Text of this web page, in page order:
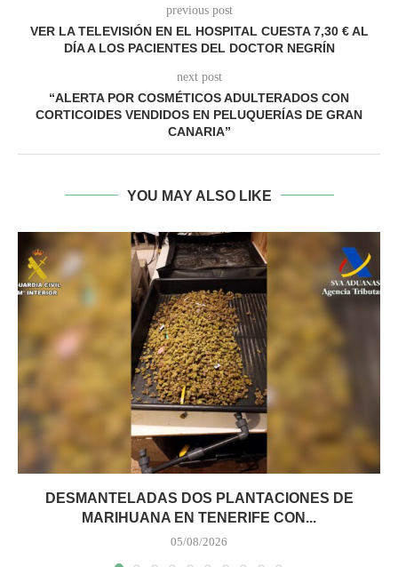
previous post
VER LA TELEVISIÓN EN EL HOSPITAL CUESTA 7,30 € AL
DÍA A LOS PACIENTES DEL DOCTOR NEGRÍN
next post
“ALERTA POR COSMÉTICOS ADULTERADOS CON
CORTICOIDES VENDIDOS EN PELUQUERÍAS DE GRAN
CANARIA”
YOU MAY ALSO LIKE
DESMANTELADAS DOS PLANTACIONES DE
MARIHUANA EN TENERIFE CON...
05/08/2026